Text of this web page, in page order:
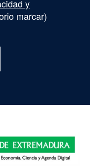
y
marcar)